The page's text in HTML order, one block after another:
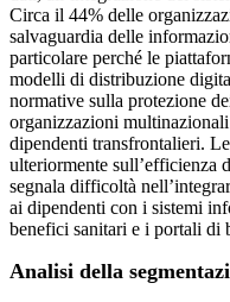
Circa il 44% delle
salvaguardia delle
particolare perché le
modelli di distribuzione
normative sulla protezione
organizzazioni
dipendenti transfrontalieri.
ulteriormente sull’efficienza
segnala difficoltà
ai dipendenti con i sistemi
benefici sanitari e i portali di
Analisi della